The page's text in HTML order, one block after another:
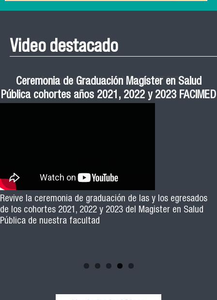
Video destacado
Manual de Buenas de Prácticas y Educación no
Sexista Libre de Violencia en Salud
Roberto Vera invita a la III Jornada de Neurociencia
e Inteligencia Artificial 2025
El académico Roberto Vera, de la Escuela de Kinesiología
Facimed y parte del Comité Científico de la III Jornada de
Neurociencia e Inteligencia Artificial 2025, invita a toda la
Jornadas puertas abiertas CESIC
Ceremonia de Graduación Magíster en Salud
Pública cohortes años 2021, 2022 y 2023 FACIMED
Revive la ceremonia de graduación de las y los egresados
de los cohortes 2021, 2022 y 2023 del Magister en Salud
Pública de nuestra facultad
Esteban Aedo: “El uso de tecnología en el deporte
tiene directa relación con la inversión económica”